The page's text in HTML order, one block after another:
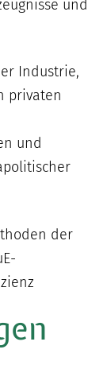
und
Industrie,
privaten
und
der
-